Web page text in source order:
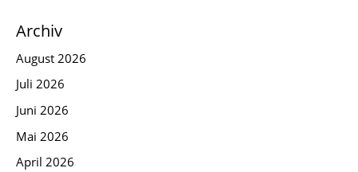
Archiv
August 2026
Juli 2026
Juni 2026
Mai 2026
April 2026